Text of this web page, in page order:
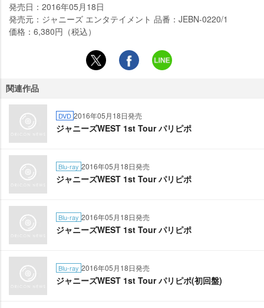
発売日：2016年05月18日
発売元：ジャニーズ エンタテイメント 品番：JEBN-0220/1
価格：6,380円（税込）
関連作品
DVD 2016年05月18日発売
ジャニーズWEST 1st Tour パリピポ
Blu-ray 2016年05月18日発売
ジャニーズWEST 1st Tour パリピポ
Blu-ray 2016年05月18日発売
ジャニーズWEST 1st Tour パリピポ
Blu-ray 2016年05月18日発売
ジャニーズWEST 1st Tour パリピポ(初回盤)